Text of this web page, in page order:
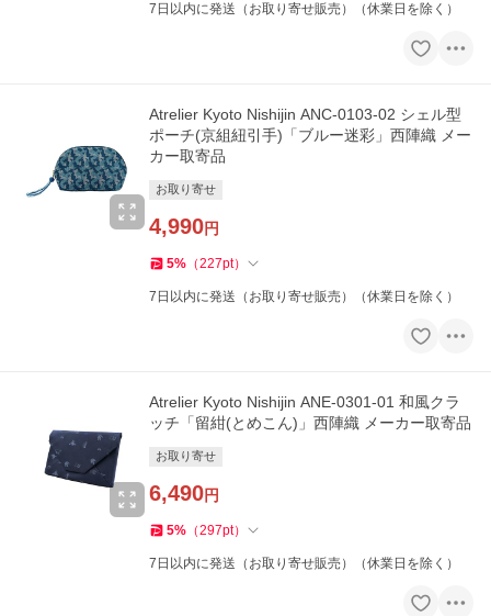
7日以内に発送（お取り寄せ販売）（休業日を除く）
Atrelier Kyoto Nishijin ANC-0103-02 シェル型
ポーチ(京組紐引手)「ブルー迷彩」西陣織 メー
カー取寄品
お取り寄せ
4,990円
5% （227pt）
7日以内に発送（お取り寄せ販売）（休業日を除く）
Atrelier Kyoto Nishijin ANE-0301-01 和風クラ
ッチ「留紺(とめこん)」西陣織 メーカー取寄品
お取り寄せ
6,490円
5% （297pt）
7日以内に発送（お取り寄せ販売）（休業日を除く）